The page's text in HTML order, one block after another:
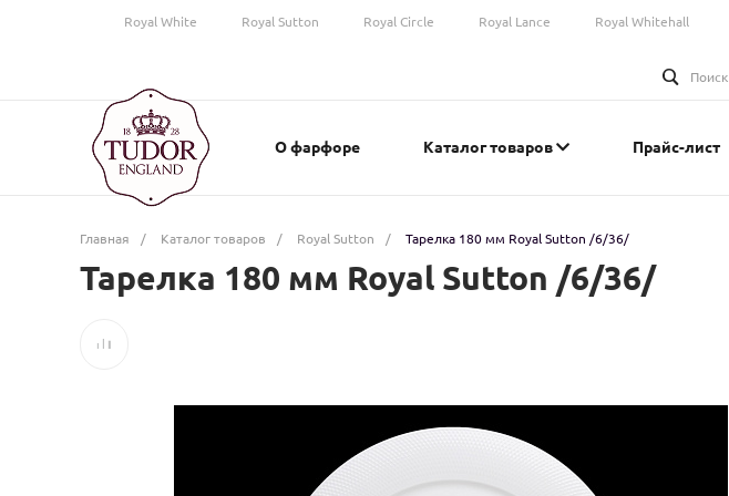
Royal White Royal Sutton Royal Circle Royal Lance Royal Whitehall
Поиск
О фарфоре Каталог товаров Прайс-лист
Главная / Каталог товаров / Royal Sutton / Тарелка 180 мм Royal Sutton /6/36/
Тарелка 180 мм Royal Sutton /6/36/